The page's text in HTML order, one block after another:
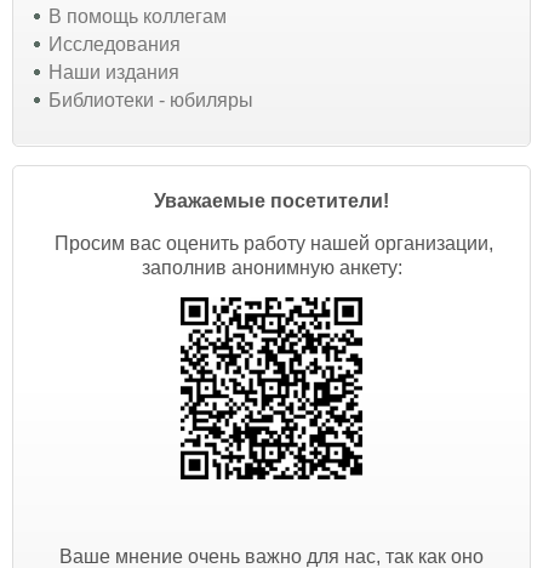
В помощь коллегам
Исследования
Наши издания
Библиотеки - юбиляры
Уважаемые посетители!
Просим вас оценить работу нашей организации,
заполнив анонимную анкету:
Ваше мнение очень важно для нас, так как оно